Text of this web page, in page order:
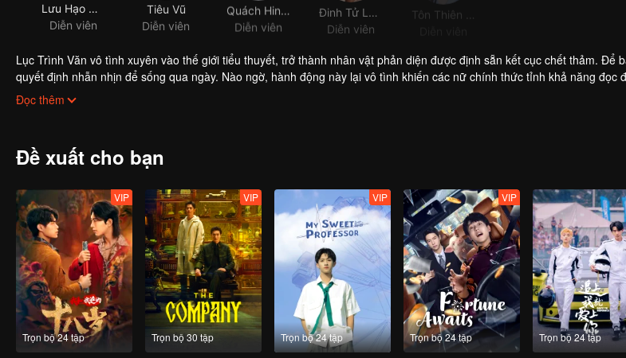
Diễn viên
Tiêu Vũ
Diễn viên
Diễn viên
Diễn viên
Lục Trình Văn vô tình xuyên vào thế giới tiểu thuyết, trở thành nhân vật phản diện được định sẵn kết cục chết thảm. Để
quyết định nhẫn nhịn để sống qua ngày. Nào ngờ, hành động này lại vô tình khiến các nữ chính thức tỉnh khả năng đọc
bộ diễn biến cốt truyện bị xáo trộn hoàn toàn. Cuối cùng, anh ta quyết định bắt tay cùng nam chính của cuốn tiểu thuyết
Thiên, cùng chống lại "Thiên đạo" đang điều khiển số phận, từ đó tìm lại được chính mình và con đường trở về của mình.
Đọc thêm
Đề xuất cho bạn
Trọn bộ 24 tập
VIP
Trọn bộ 30 tập
VIP
Trọn bộ 24 tập
VIP
Trọn bộ 24 tập
VIP
Trọn bộ 24 tập